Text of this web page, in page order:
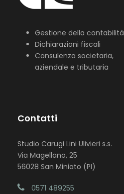
Gestione della contabilità
Dichiarazioni fiscali
Consulenza societaria,
aziendale e tributaria
Contatti
Studio Carugi Lini Ulivieri s.s.
Via Magellano, 25
56028 San Miniato (PI)
0571 489255